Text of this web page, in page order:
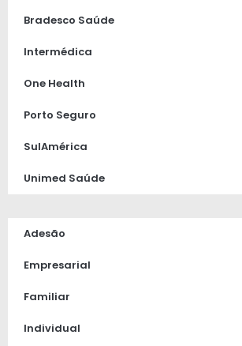
Bradesco Saúde
Intermédica
One Health
Porto Seguro
SulAmérica
Unimed Saúde
Adesão
Empresarial
Familiar
Individual